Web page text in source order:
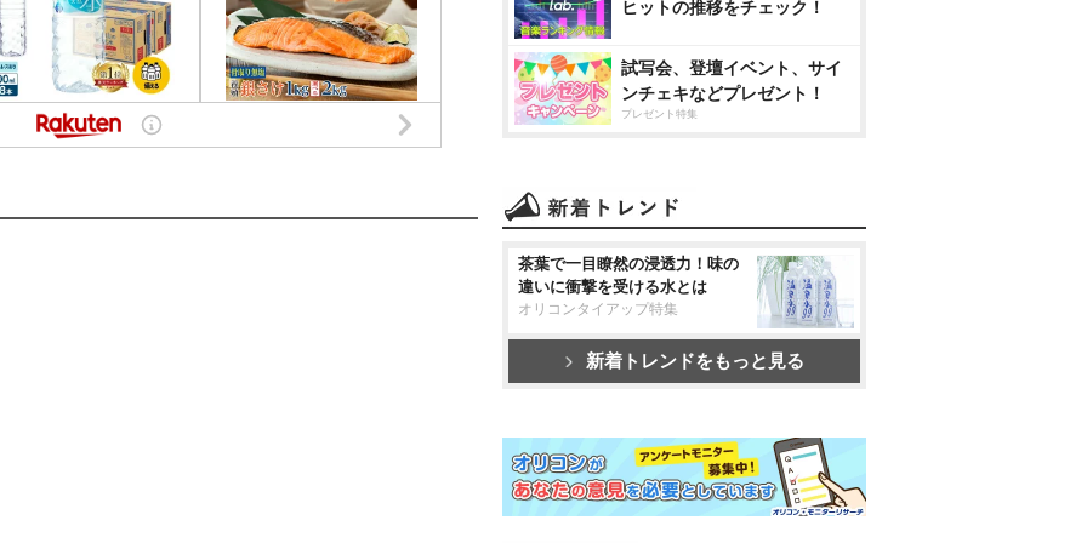
ヒットの推移をチェック！
試写会、登壇イベント、サイ
ンチェキなどプレゼント！
プレゼント特集
茶葉で一目瞭然の浸透力！味の
違いに衝撃を受ける水とは
オリコンタイアップ特集
新着トレンドをもっと見る